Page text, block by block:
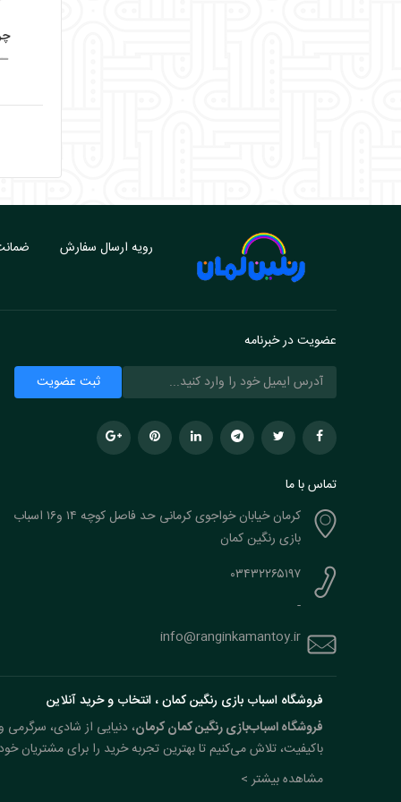
رویه ارسال سفارش
عضویت در خبرنامه
تماس با ما
کرمان خیابان خواجوی کرمانی حد فاصل کوچه ۱۴ و۱۶ اسباب
بازی رنگین کمان
۰۳۴۳۲۲۶۵۱۹۷
-
info@ranginkamantoy.ir
فروشگاه اسباب بازی رنگین کمان ، انتخاب و خرید آنلاین
فروشگاه اسباب‌بازی رنگین کمان کرمان، دنیایی از شادی، سرگرمی
باکیفیت، تلاش می‌کنیم تا بهترین تجربه خرید را برای مشتریان
مشاهده بیشتر >